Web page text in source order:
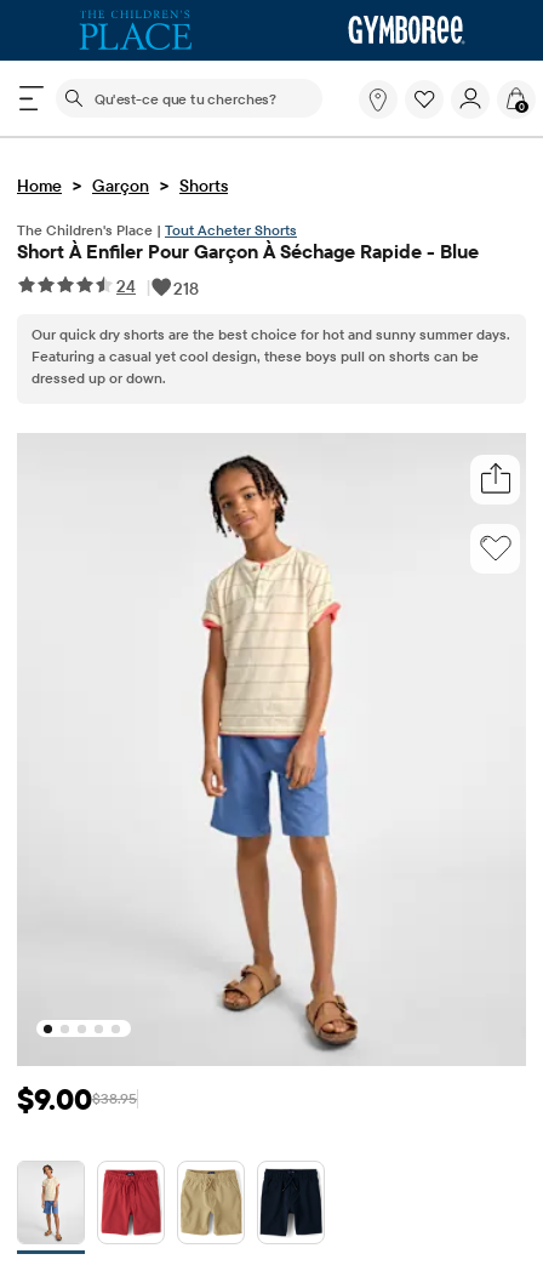
Le champ de recherche ci-dessous filtre les
Qu'est-
que
0
Home > Garçon > Shorts
The Children's Place | Tout Acheter Shorts
Short À Enfiler Pour Garçon À Séchage Rapide - Blue
24 | 218
Our quick dry shorts are the best choice for hot and sunny summer days.
Featuring a casual yet cool design, these boys pull on shorts can be
dressed up or down.
Prix ​​de vente: $9
$9.00 Prix ​​d'origine: $38.95
$38.95